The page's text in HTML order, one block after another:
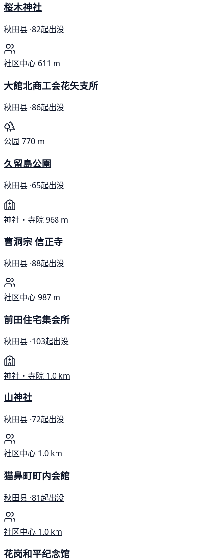
桜木神社
秋田县 ·82起出没
社区中心 611 m
大館北商工会花矢支所
秋田县 ·86起出没
公园 770 m
久留島公園
秋田县 ·65起出没
神社・寺院968 m
曹洞宗 信正寺
秋田县 ·88起出没
社区中心987 m
前田住宅集会所
秋田县 ·103起出没
神社・寺院 1.0 km
山神社
秋田县 ·72起出没
社区中心 1.0 km
猫鼻町町内会館
秋田县 ·81起出没
社区中心 1.0 km
花岗和平纪念馆